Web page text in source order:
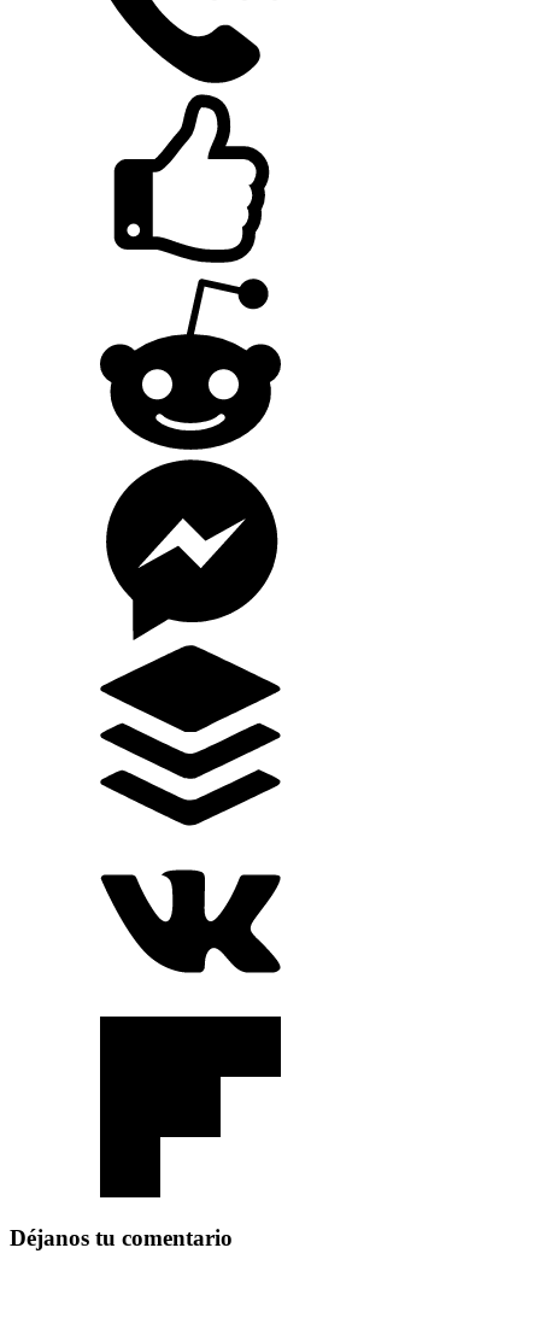
Déjanos tu comentario